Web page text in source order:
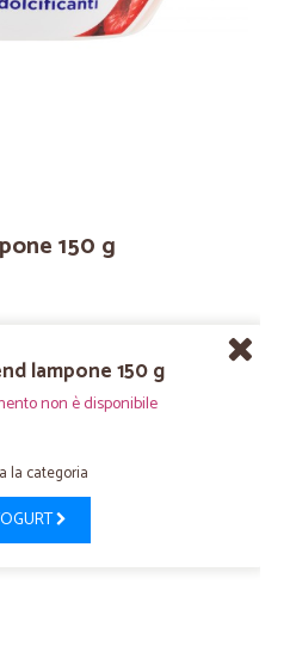
150 g
lampone 150 g
non è disponibile
la categoria